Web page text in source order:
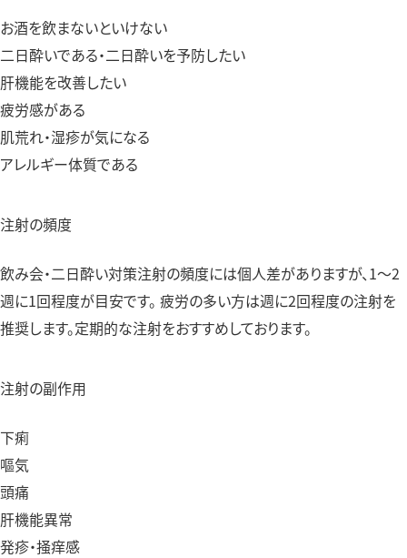
お酒を飲まないといけない
二日酔いである・二日酔いを予防したい
肝機能を改善したい
疲労感がある
肌荒れ・湿疹が気になる
アレルギー体質である
注射の頻度
飲み会・二日酔い対策注射の頻度には個人差がありますが、1～2
週に1回程度が目安です。 疲労の多い方は週に2回程度の注射を
推奨します。定期的な注射をおすすめしております。
注射の副作用
下痢
嘔気
頭痛
肝機能異常
発疹・掻痒感